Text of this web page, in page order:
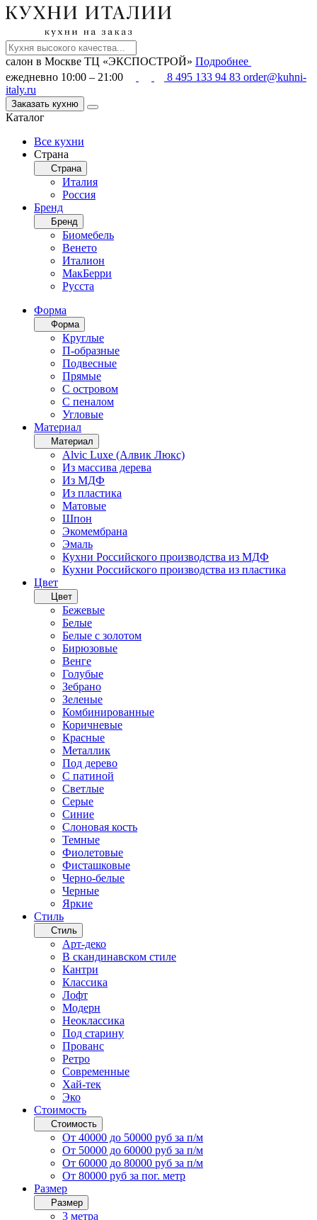
салон в Москве ТЦ «ЭКСПОСТРОЙ» Подробнее
ежедневно 10:00 – 21:00
8 495 133 94 83 order@kuhni-
italy.ru
Заказать кухню
Каталог
Все кухни
Страна
Страна
Италия
Россия
Бренд
Бренд
Биомебель
Венето
Италион
МакБерри
Русста
Форма
Форма
Круглые
П-образные
Подвесные
Прямые
С островом
С пеналом
Угловые
Материал
Материал
Alvic Luxe (Алвик Люкс)
Из массива дерева
Из МДФ
Из пластика
Матовые
Шпон
Экомембрана
Эмаль
Кухни Российского производства из МДФ
Кухни Российского производства из пластика
Цвет
Цвет
Бежевые
Белые
Белые с золотом
Бирюзовые
Венге
Голубые
Зебрано
Зеленые
Комбинированные
Коричневые
Красные
Металлик
Под дерево
С патиной
Светлые
Серые
Синие
Слоновая кость
Темные
Фиолетовые
Фисташковые
Черно-белые
Черные
Яркие
Стиль
Стиль
Арт-деко
В скандинавском стиле
Кантри
Классика
Лофт
Модерн
Неоклассика
Под старину
Прованс
Ретро
Современные
Хай-тек
Эко
Стоимость
Стоимость
От 40000 до 50000 руб за п/м
От 50000 до 60000 руб за п/м
От 60000 до 80000 руб за п/м
От 80000 руб за пог. метр
Размер
Размер
3 метра